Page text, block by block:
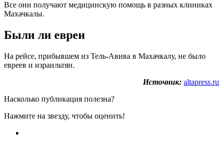
Все они получают медицинскую помощь в разных клиниках
Махачкалы.
Были ли евреи
На рейсе, прибывшем из Тель-Авива в Махачкалу, не было
евреев и израильтян.
Источник: altapress.ru
Насколько публикация полезна?
Нажмите на звезду, чтобы оценить!